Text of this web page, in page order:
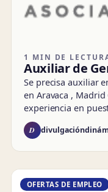
1 MIN DE
Auxiliar de
Se precisa auxiliar
en Aravaca ,
experiencia en
D
OFERTAS DE EMPLEO